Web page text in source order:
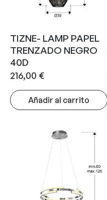
TIZNE- LAMP PAPEL
TRENZADO NEGRO
40D
216,00 €
Añadir al carrito